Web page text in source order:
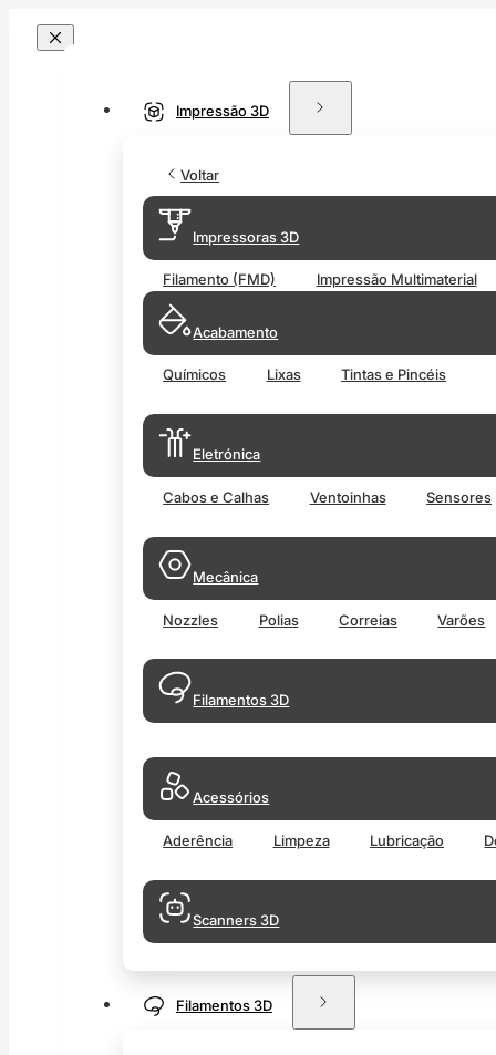
Impressão 3D
Voltar
Impressoras 3D
Filamento (FMD) Impressão Multimaterial
Acabamento
Químicos Lixas Tintas e Pincéis
Eletrónica
Cabos e Calhas Ventoinhas Sensores
Mecânica
Nozzles Polias Correias Varões
Filamentos 3D
Acessórios
Aderência Limpeza Lubricação
Scanners 3D
Filamentos 3D